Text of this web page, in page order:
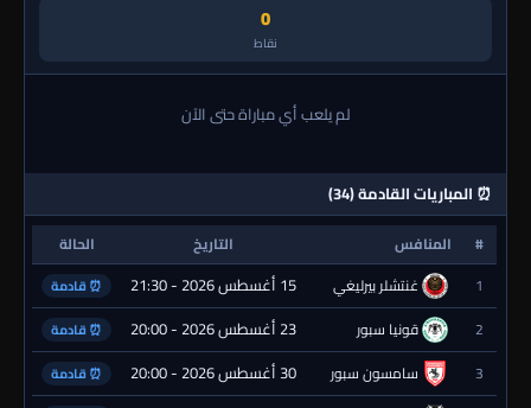
0
نقاط
لم يلعب أي مباراة حتى الآن
⏰ المباريات القادمة (34)
# المنافس التاريخ
الحالة
1
غنتشلر بيرليغي 15 أغسطس 2026 - 21:30 ⏰ قادمة
2 قونيا سبور 23 أغسطس 2026 - 20:00 ⏰ قادمة
3 سامسون سبور 30 أغسطس 2026 - 20:00 ⏰ قادمة